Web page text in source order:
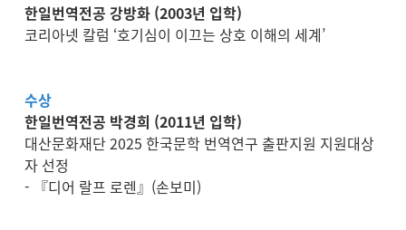
한일번역전공 강방화 (2003년 입학)
코리아넷 칼럼 ‘호기심이 이끄는 상호 이해의 세계’
수상
한일번역전공 박경희 (2011년 입학)
대산문화재단 2025 한국문학 번역연구 출판지원 지원대상
자 선정
- 『디어 랄프 로렌』(손보미)